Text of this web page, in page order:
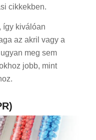
cikkekben.
így kiválóan
az akril vagy a
meg sem
jobb, mint